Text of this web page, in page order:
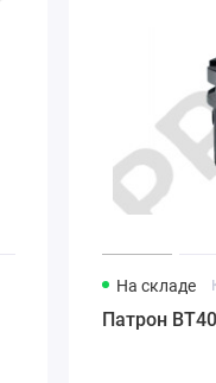
На складе
Патрон